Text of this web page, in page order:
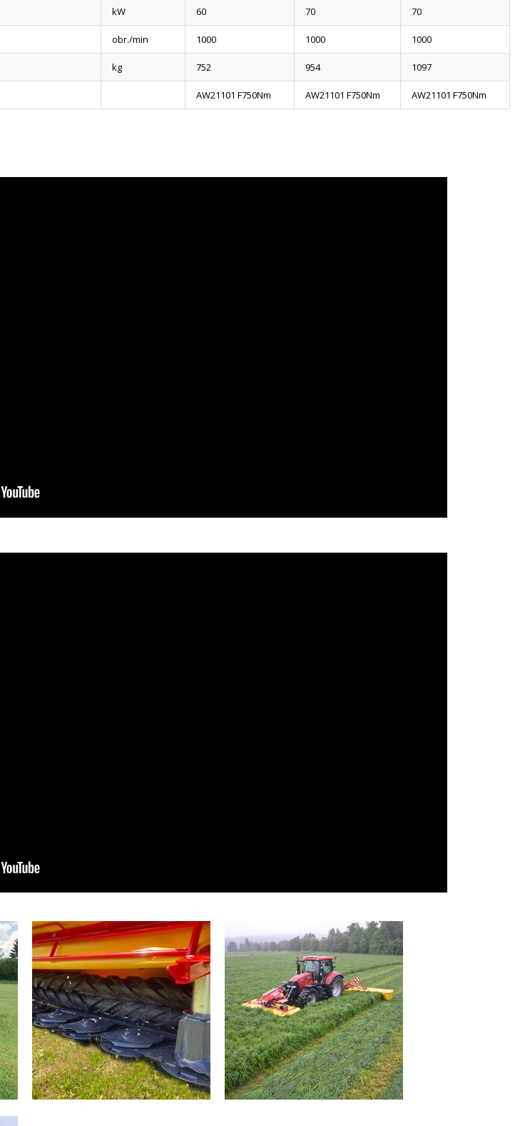
kW 60 70 70
obr./min 1000 1000 1000
kg 752 954 1097
AW21101 F750Nm AW21101 F750Nm AW21101 F750Nm